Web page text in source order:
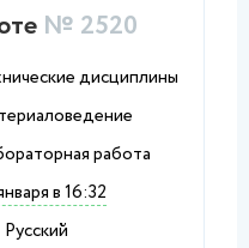
№ 2520
дисциплины
работа
в 16:32
Русский